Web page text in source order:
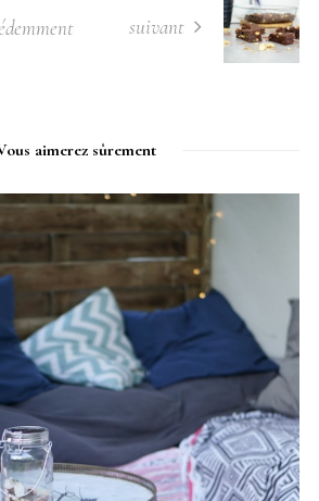
suivant
aimerez sûrement